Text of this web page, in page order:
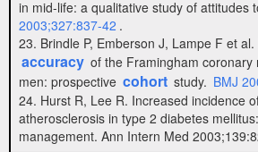
in mid-life: a qualitative study of attitudes
2003;327:837-42 .
23. Brindle P, Emberson J, Lampe F et
accuracy of the Framingham coronary
men: prospective cohort study. BMJ
24. Hurst R, Lee R. Increased incidence
atherosclerosis in type 2 diabetes
management. Ann Intern Med